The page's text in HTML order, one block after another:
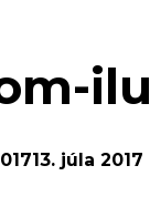
13. júla 2017